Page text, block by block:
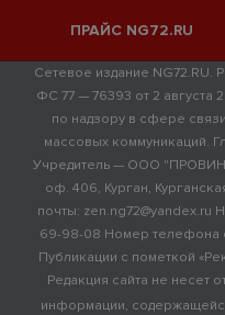
ПРАЙС NG72.RU
Сетевое издание
ФС 77 — 76393 от 2 августа
по надзору в сфере
массовых коммуникаций.
Учредитель — ООО
оф. 406, Курган,
почты:
69-98-08 Номер телефона
Публикации с пометкой
Редакция сайта не несет
информации,